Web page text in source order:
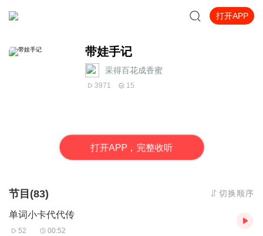
打开APP
带娃手记
采得百花成香蜜
3971 15
打开APP，完整收听
节目(83) 切换顺序
单词小卡代代传
52 00:52